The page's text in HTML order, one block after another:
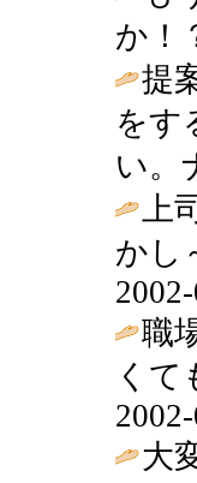
か！
提
をす
い。
かし
職
く
大